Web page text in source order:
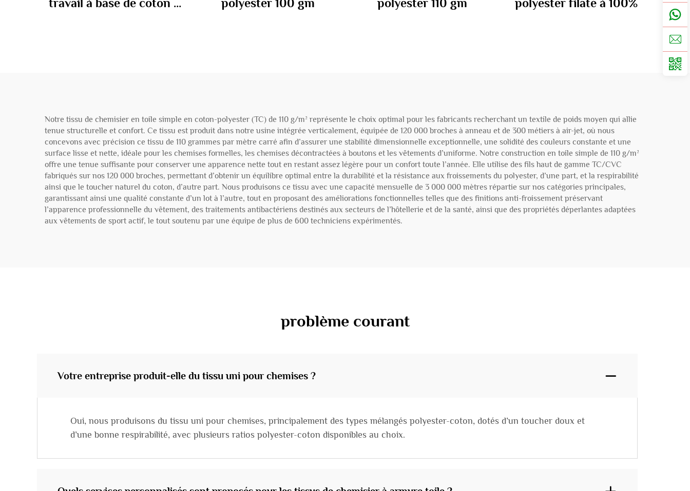
travail à base de coton à
polyester 100 gm
polyester 110 gm
polyester filaté à 100%
Notre tissu de chemisier en toile simple en coton-polyester (TC) de 110 g/m² représente le choix optimal pour les fabricants recherchant un textile de poids moyen qui allie
tenue structurelle et confort. Ce tissu est produit dans notre usine intégrée verticalement, équipée de 120 000 broches à anneau et de 300 métiers à air-jet, où nous
concevons avec précision ce tissu de 110 grammes par mètre carré afin d’assurer une stabilité dimensionnelle exceptionnelle, une solidité des couleurs constante et une
surface lisse et nette, idéale pour les chemises formelles, les chemises décontractées à boutons et les vêtements d’uniforme. Notre construction en toile simple de 110 g/m²
offre une tenue suffisante pour conserver une apparence nette tout en restant assez légère pour un confort toute l’année. Elle utilise des fils haut de gamme TC/CVC
fabriqués sur nos 120 000 broches, permettant d’obtenir un équilibre optimal entre la durabilité et la résistance aux froissements du polyester, d’une part, et la respirabilité
ainsi que le toucher naturel du coton, d’autre part. Nous produisons ce tissu avec une capacité mensuelle de 3 000 000 mètres répartie sur nos catégories principales,
garantissant ainsi une qualité constante d’un lot à l’autre, tout en proposant des améliorations fonctionnelles telles que des finitions anti-froissement préservant
l’apparence professionnelle du vêtement, des traitements antibactériens destinés aux secteurs de l’hôtellerie et de la santé, ainsi que des propriétés déperlantes adaptées
aux vêtements de sport actif, le tout soutenu par une équipe de plus de 600 techniciens expérimentés.
problème courant
Votre entreprise produit-elle du tissu uni pour chemises ?
Oui, nous produisons du tissu uni pour chemises, principalement des types mélangés polyester-coton, dotés d’un toucher doux et
d’une bonne respirabilité, avec plusieurs ratios polyester-coton disponibles au choix.